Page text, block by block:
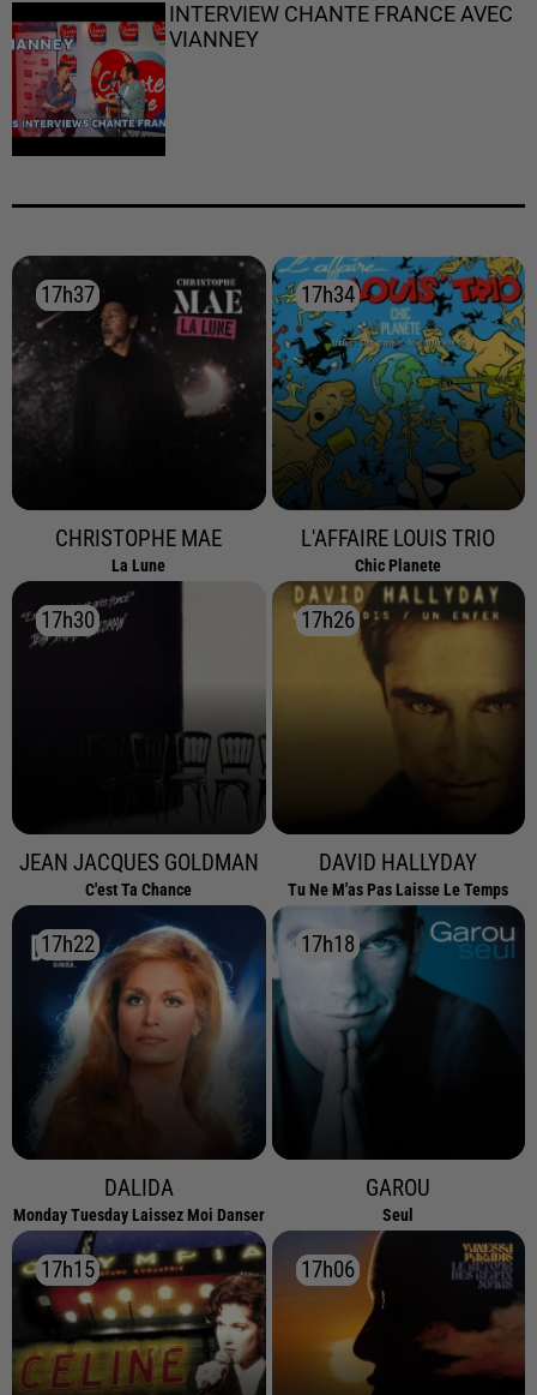
INTERVIEW CHANTE FRANCE AVEC
VIANNEY
17h37
17h37
CHRISTOPHE MAE
La Lune
17h34
17h34
L'AFFAIRE LOUIS TRIO
Chic Planete
17h30
17h30
JEAN JACQUES GOLDMAN
C'est Ta Chance
17h26
17h26
DAVID HALLYDAY
Tu Ne M'as Pas Laisse Le Temps
17h22
17h22
DALIDA
Monday Tuesday Laissez Moi Danser
17h18
17h18
GAROU
Seul
17h15
17h15 17h06
17h06